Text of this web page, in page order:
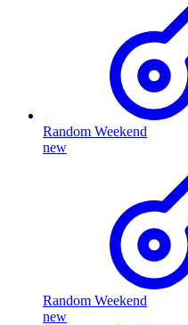
Random Weekend
new
Random Weekend
new